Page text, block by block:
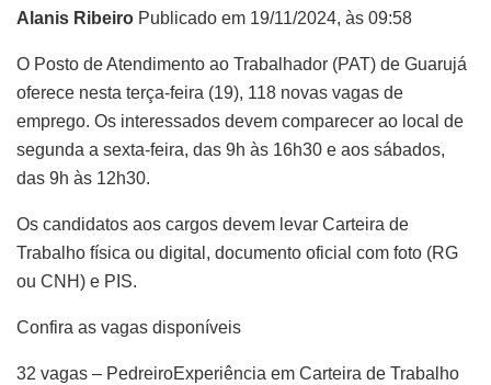
Alanis Ribeiro Publicado em 19/11/2024, às 09:58
O Posto de Atendimento ao Trabalhador (PAT) de Guarujá
oferece nesta terça-feira (19), 118 novas vagas de
emprego. Os interessados devem comparecer ao local de
segunda a sexta-feira, das 9h às 16h30 e aos sábados,
das 9h às 12h30.
Os candidatos aos cargos devem levar Carteira de
Trabalho física ou digital, documento oficial com foto (RG
ou CNH) e PIS.
Confira as vagas disponíveis
32 vagas – PedreiroExperiência em Carteira de Trabalho